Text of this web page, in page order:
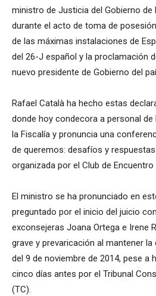
ministro de Justicia del Gobierno de
durante el acto de toma de
de las máximas instalaciones de
del 26-J español y la proclamación
nuevo presidente de Gobierno del
Rafael Català ha hecho estas
donde hoy condecora a personal de
la Fiscalía y pronuncia una
de queremos: desafíos y respuestas
organizada por el Club de
El ministro se ha pronunciado en
preguntado por el inicio del juicio
exconsejeras Joana Ortega e Irene
grave y prevaricación al mantener
del 9 de noviembre de 2014, pese a
cinco días antes por el Tribunal
(TC).